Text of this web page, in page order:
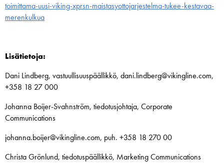
toimittama-uusi-viking-xprsn-maistasyottojarjestelma-tukee-kestavaa-
merenkulkua
Lisätietoja:
Dani Lindberg, vastuullisuuspäällikkö, dani.lindberg@vikingline.com,
+358 18 27 000
Johanna Boijer-Svahnström, tiedotusjohtaja, Corporate
Communications
johanna.boijer@vikingline.com, puh. +358 18 270 00
Christa Grönlund, tiedotuspäällikkö, Marketing Communications